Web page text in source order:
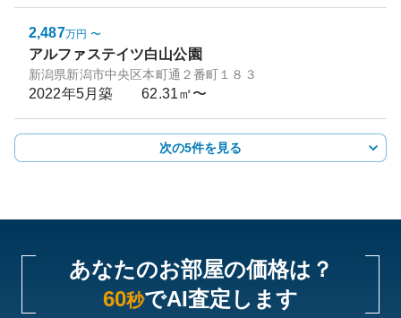
2,487万円 〜
アルファステイツ白山公園
新潟県新潟市中央区本町通２番町１８３
2022年5月築 62.31㎡〜
次の5件を見る
あなたのお部屋の価格は？
60秒でAI査定します